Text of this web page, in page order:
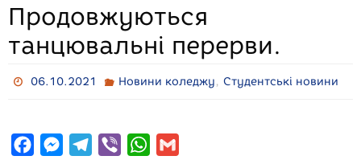
Продовжуються
танцювальні перерви.
06.10.2021 Новини коледжу, Студентські новини
M
W